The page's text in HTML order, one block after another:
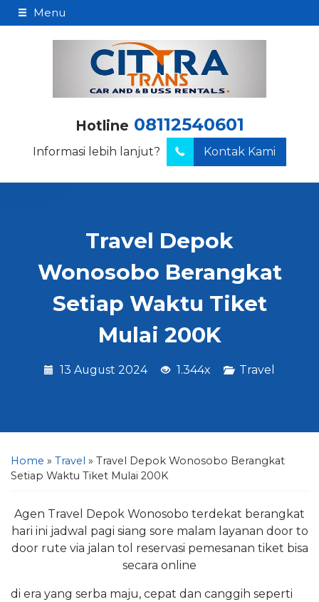
Menu
Hotline 08112540601
Informasi lebih lanjut? Kontak Kami
Travel Depok
Wonosobo Berangkat
Setiap Waktu Tiket
Mulai 200K
13 August 2024 1.344x Travel
Home » Travel » Travel Depok Wonosobo Berangkat
Setiap Waktu Tiket Mulai 200K
Agen Travel Depok Wonosobo terdekat berangkat
hari ini jadwal pagi siang sore malam layanan door to
door rute via jalan tol reservasi pemesanan tiket bisa
secara online
di era yang serba maju, cepat dan canggih seperti